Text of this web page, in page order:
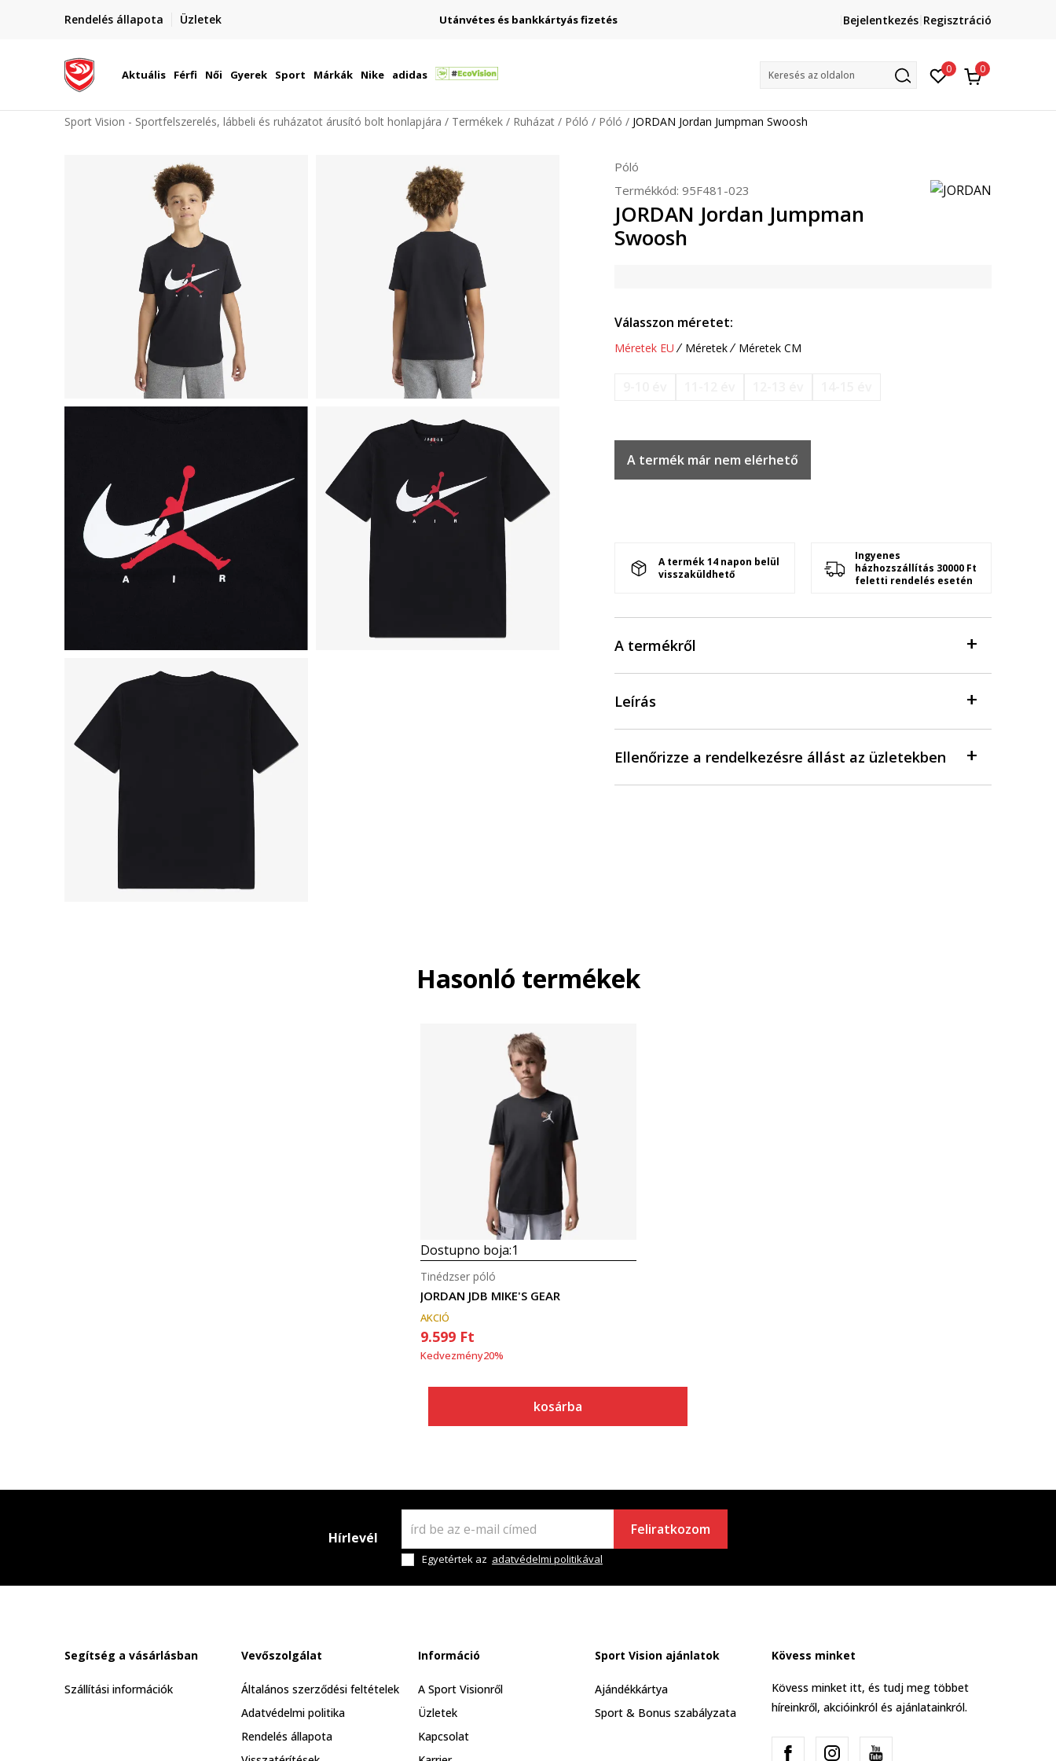
Rendelés állapota Üzletek
Szállítás Magyarország területén Utánvétes és bankkártyás fizetés
Lépj velünk kapcsolatba
online@sport-vision.huBejelentkezés Regisztráció
Aktuális Férfi Női Gyerek Sport Márkák Nike adidas Keresés az oldalon 0 0
Sport Vision - Sportfelszerelés, lábbeli és ruházatot árusító bolt honlapjára Termékek Ruházat Póló Póló JORDAN Jordan Jumpman Swoosh
Póló
Termékkód: 95F481-023
JORDAN Jordan Jumpman
Swoosh
Válasszon méretet:
Méretek EU Méretek Méretek CM
A termék már nem elérhető
A termék 14 napon belül
visszaküldhető
Ingyenes
házhozszállítás 30000 Ft
feletti rendelés esetén
A termékről
Leírás
Ellenőrizze a rendelkezésre állást az üzletekben
Hasonló termékek
Dostupno boja:1
JORDAN JDB MIKE'S GEAR
Tinédzser póló
AKCIÓ
9.599 Ft
Kedvezmény20%
kosárba
Hírlevél Feliratkozom
Egyetértek az adatvédelmi politikával
Segítség a vásárlásban
Szállítási információk
Vevőszolgálat
Általános szerződési feltételek
Adatvédelmi politika
Rendelés állapota
Információ
A Sport Visionről
Üzletek
Kapcsolat
Sport Vision ajánlatok
Ajándékkártya
Sport & Bonus szabályzata
Kövess minket
Kövess minket itt, és tudj meg többet
híreinkről, akcióinkról és ajánlatainkról.